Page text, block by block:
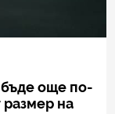
бъде още по-
размер на